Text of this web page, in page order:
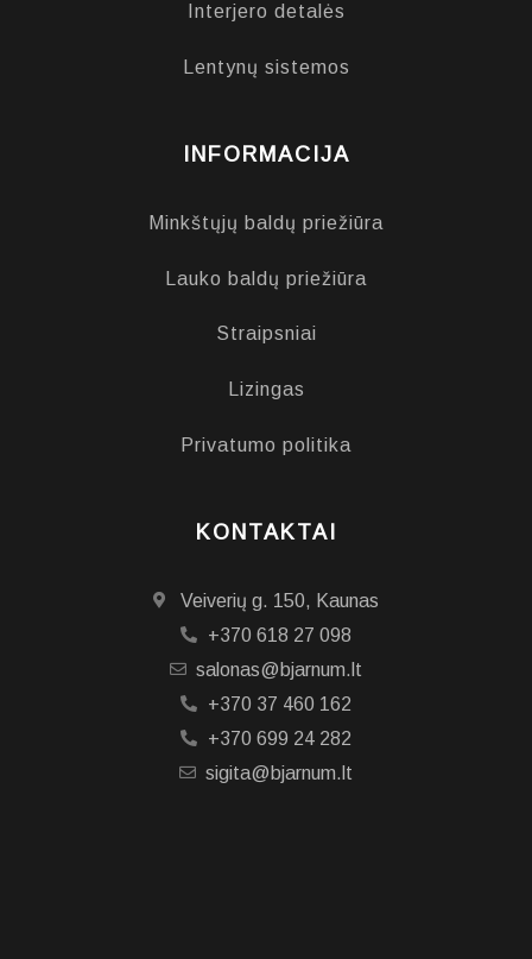
Interjero detalės
Lentynų sistemos
INFORMACIJA
Minkštųjų baldų priežiūra
Lauko baldų priežiūra
Straipsniai
Lizingas
Privatumo politika
KONTAKTAI
Veiverių g. 150, Kaunas
+370 618 27 098
salonas@bjarnum.lt
+370 37 460 162
+370 699 24 282
sigita@bjarnum.lt